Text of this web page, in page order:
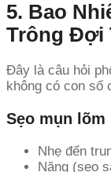
5. Bao
Trông Đợi
Đây là câu hỏi
không có con số
Sẹo mụn lõm
Nhẹ đến
Nặng (sẹo